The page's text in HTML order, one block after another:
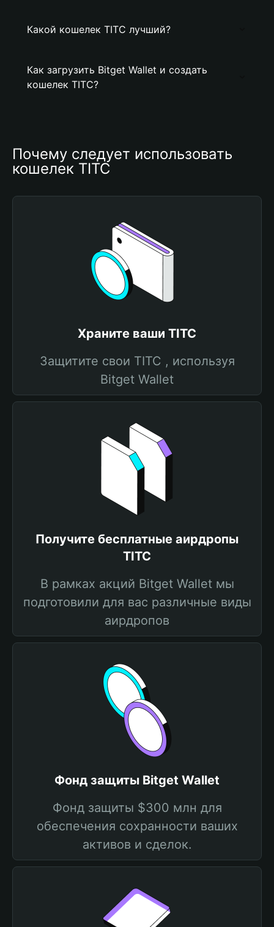
Какой кошелек TITC лучший?
Как загрузить Bitget Wallet и создать
кошелек TITC?
Почему следует использовать
кошелек TITC
Храните ваши TITC
Защитите свои TITC , используя
Bitget Wallet
Получите бесплатные аирдропы
TITC
В рамках акций Bitget Wallet мы
подготовили для вас различные виды
аирдропов
Фонд защиты Bitget Wallet
Фонд защиты $300 млн для
обеспечения сохранности ваших
активов и сделок.